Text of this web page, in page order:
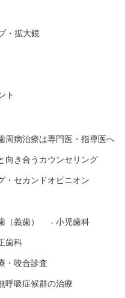
・拡大鏡
ト
周病治療は専門医・指導医へ
向き合うカウンセリング
・セカンドオピニオン
（義歯） 小児歯科
歯科
・咬合診査
呼吸症候群の治療